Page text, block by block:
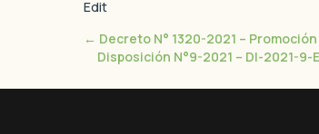
Edit
← Decreto N° 1320-2021 –
Disposición N°9-2021 – DI-2021-